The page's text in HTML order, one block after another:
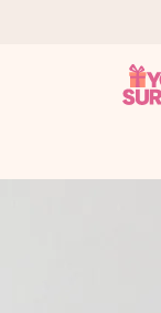
- zodat jij kunt